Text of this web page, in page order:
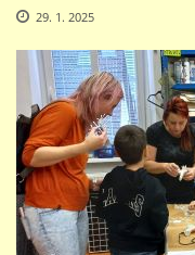
PRO RODIČE
TALENTOVÉ ZKOUŠKY
STUDIJNÍ OBORY
29. 1. 2025